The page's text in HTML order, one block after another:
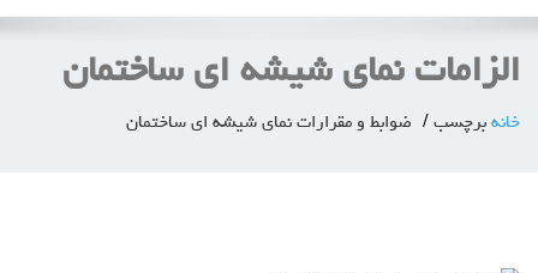
الزامات نمای شیشه ای ساختمان
خانه برچسب ضوابط و مقرارات نمای شیشه ای ساختمان